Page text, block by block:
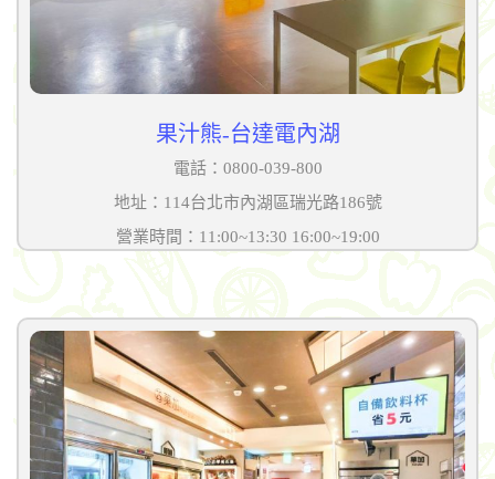
果汁熊-台達電內湖
電話：0800-039-800
地址：114台北市內湖區瑞光路186號
營業時間：11:00~13:30 16:00~19:00